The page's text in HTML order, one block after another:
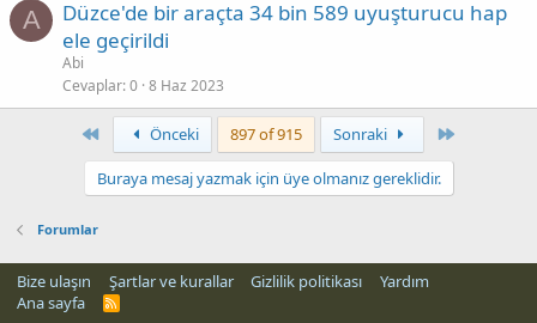
A
Düzce'de bir araçta 34 bin 589 uyuşturucu hap
ele geçirildi
Abi
Cevaplar 0 8 Haz 2023
Önceki 897 of 915 Sonraki
Buraya mesaj yazmak için üye olmanız gereklidir.
Forumlar
Bize ulaşın Şartlar ve kurallar Gizlilik politikası
Yardım
Ana sayfa
R